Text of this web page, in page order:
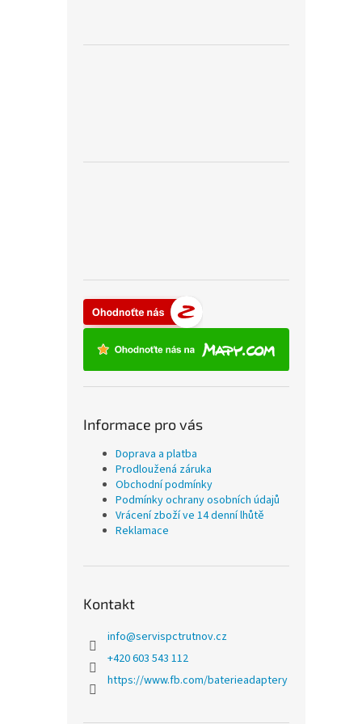
Informace pro vás
Doprava a platba
Prodloužená záruka
Obchodní podmínky
Podmínky ochrany osobních údajů
Vrácení zboží ve 14 denní lhůtě
Reklamace
Kontakt
info@servispctrutnov.cz
+420 603 543 112
https://www.fb.com/baterieadaptery